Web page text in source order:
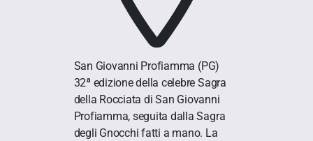
San Giovanni Profiamma (PG)
32ª edizione della celebre Sagra
della Rocciata di San Giovanni
Profiamma, seguita dalla Sagra
degli Gnocchi fatti a mano. La